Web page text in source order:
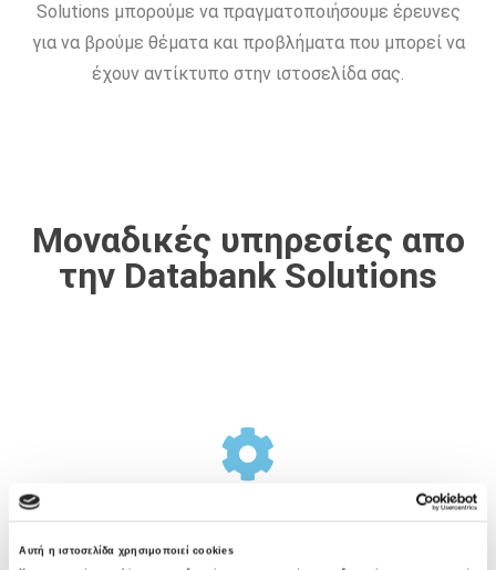
Αυτή η ιστοσελίδα χρησιμοποιεί cookies
Solutions μπορούμε να πραγματοποιήσουμε έρευνες
για να βρούμε θέματα και προβλήματα που μπορεί να
έχουν αντίκτυπο στην ιστοσελίδα σας.
Μοναδικές υπηρεσίες απο
την Databank Solutions
Σχεδιασμός Υποδομής
Η Databank Solutions προσφέρει μια ολοκληρωμένη